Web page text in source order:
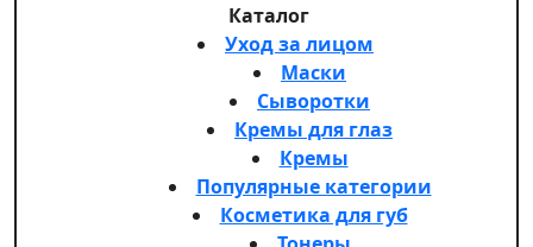
Каталог
Уход за лицом
Маски
Сыворотки
Кремы для глаз
Кремы
Популярные категории
Косметика для губ